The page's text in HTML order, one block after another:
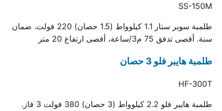
SS-150M
طلمبة سوبر ستار 1.1 كيلوواط (1.5 حصان) 220 فولت. ضمان
سنة. أقصى تدفق 75 م3/ساعة، أقصى ارتفاع 20 متر
طلمبة هايبر فلو 3 حصان
HF-300T
طلمبة هايبر فلو 2.2 كيلوواط (3 حصان) 380 فولت 3 فاز.